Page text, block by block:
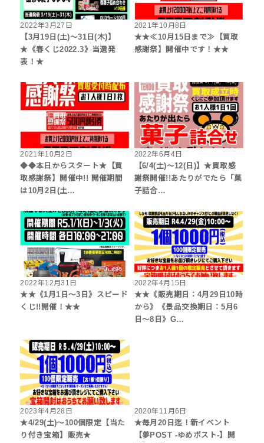
2022年3月27日
【3月19日(土)～31日(木)】
★《春くじ2022.3》当選発
表！★
2021年10月8日
★★≪10月15日まで≫【買取
感謝祭】開催中です！★★
2021年10月2日
◆◆本日からスタート★【買
取感謝祭】開催中!! 開催期間
は10月2日(土…
2022年6月4日
【6/4(土)～12(日)】★買取感
謝祭開催!!あたりがでたら「菓
子詰合…
2022年12月31日
★★《1月1日～3日》スピード
くじ!!開催！★★
2022年4月15日
★★《販売期日：4月29日10時
から》《景品交換期日：5月6
日～8日》G…
2023年4月28日
★4/29(土)～100個限定【当た
り付き宝箱】販売★
2020年11月6日
★毎月20日迄！新イベント
【夢POST -ゆめポスト-】開